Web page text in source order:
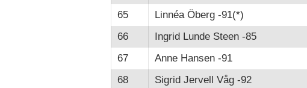
65
Linnéa Öberg -91(*)
66
Ingrid Lunde Steen -85
67
Anne Hansen -91
68
Sigrid Jervell Våg -92